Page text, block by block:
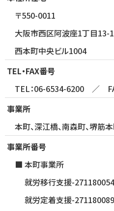
〒550-0011
大阪市西区阿波座1丁目13-
西本町中央ビル1004
TEL・FAX番号
TEL：06-6534-6200 ／
事業所
本町、深江橋、南森町、堺筋本
事業所番号
本町事業所
就労移行支援-
就労定着支援-